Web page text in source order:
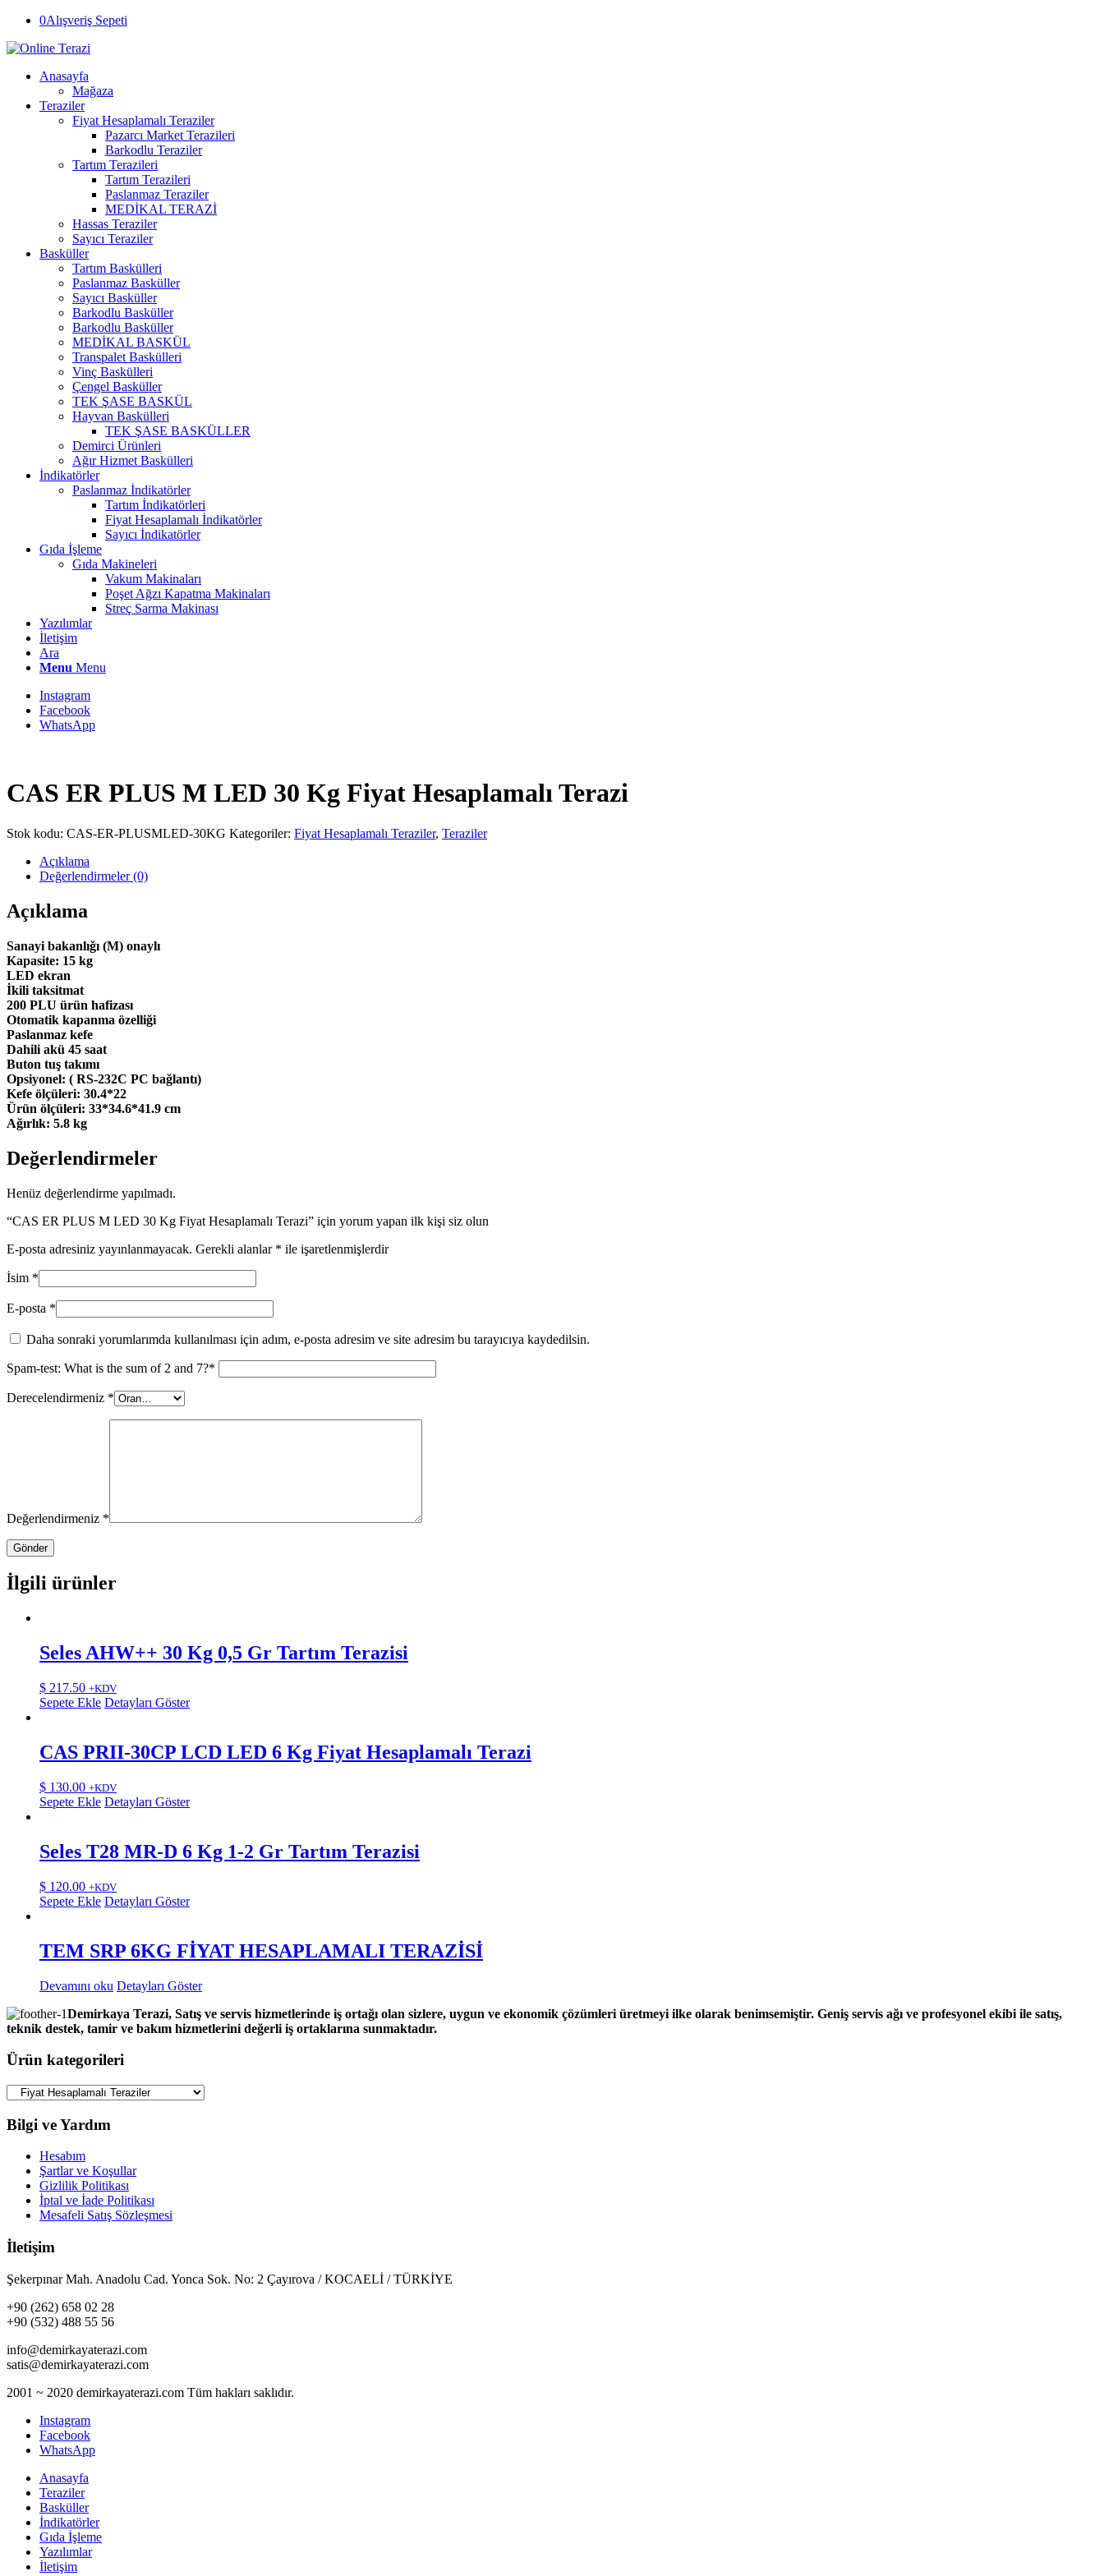
0Alışveriş Sepeti
Anasayfa
Mağaza
Teraziler
Fiyat Hesaplamalı Teraziler
Pazarcı Market Terazileri
Barkodlu Teraziler
Tartım Terazileri
Tartım Terazileri
Paslanmaz Teraziler
MEDİKAL TERAZİ
Hassas Teraziler
Sayıcı Teraziler
Basküller
Tartım Baskülleri
Paslanmaz Basküller
Sayıcı Basküller
Barkodlu Basküller
Barkodlu Basküller
MEDİKAL BASKÜL
Transpalet Baskülleri
Vinç Baskülleri
Çengel Basküller
TEK ŞASE BASKÜL
Hayvan Baskülleri
TEK ŞASE BASKÜLLER
Demirci Ürünleri
Ağır Hizmet Baskülleri
İndikatörler
Paslanmaz İndikatörler
Tartım İndikatörleri
Fiyat Hesaplamalı İndikatörler
Sayıcı İndikatörler
Gıda İşleme
Gıda Makineleri
Vakum Makinaları
Poşet Ağzı Kapatma Makinaları
Streç Sarma Makinası
Yazılımlar
İletişim
Ara
Menu Menu
Instagram
Facebook
WhatsApp
CAS ER PLUS M LED 30 Kg Fiyat Hesaplamalı Terazi
Stok kodu: CAS-ER-PLUSMLED-30KG Kategoriler: Fiyat Hesaplamalı Teraziler, Teraziler
Açıklama
Değerlendirmeler (0)
Açıklama
Sanayi bakanlığı (M) onaylı
Kapasite: 15 kg
LED ekran
İkili taksitmat
200 PLU ürün hafizası
Otomatik kapanma özelliği
Paslanmaz kefe
Dahili akü 45 saat
Buton tuş takımı
Opsiyonel: ( RS-232C PC bağlantı)
Kefe ölçüleri: 30.4*22
Ürün ölçüleri: 33*34.6*41.9 cm
Ağırlık: 5.8 kg
Değerlendirmeler
Henüz değerlendirme yapılmadı.
“CAS ER PLUS M LED 30 Kg Fiyat Hesaplamalı Terazi” için yorum yapan ilk kişi siz olun
E-posta adresiniz yayınlanmayacak. Gerekli alanlar * ile işaretlenmişlerdir
İsim *
E-posta *
Daha sonraki yorumlarımda kullanılması için adım, e-posta adresim ve site adresim bu tarayıcıya kaydedilsin.
Spam-test: What is the sum of 2 and 7?*
Derecelendirmeniz *
Değerlendirmeniz *
İlgili ürünler
Seles AHW++ 30 Kg 0,5 Gr Tartım Terazisi
$ 217.50 +KDV
Sepete Ekle Detayları Göster
CAS PRII-30CP LCD LED 6 Kg Fiyat Hesaplamalı Terazi
$ 130.00 +KDV
Sepete Ekle Detayları Göster
Seles T28 MR-D 6 Kg 1-2 Gr Tartım Terazisi
$ 120.00 +KDV
Sepete Ekle Detayları Göster
TEM SRP 6KG FİYAT HESAPLAMALI TERAZİSİ
Devamını oku Detayları Göster
Demirkaya Terazi, Satış ve servis hizmetlerinde iş ortağı olan sizlere, uygun ve ekonomik çözümleri üretmeyi ilke olarak benimsemiştir. Geniş servis ağı ve profesyonel ekibi ile satış,
teknik destek, tamir ve bakım hizmetlerini değerli iş ortaklarına sunmaktadır.
Ürün kategorileri
Bilgi ve Yardım
Hesabım
Şartlar ve Koşullar
Gizlilik Politikası
İptal ve İade Politikası
Mesafeli Satış Sözleşmesi
İletişim
Şekerpınar Mah. Anadolu Cad. Yonca Sok. No: 2 Çayırova / KOCAELİ / TÜRKİYE
+90 (262) 658 02 28
+90 (532) 488 55 56
info@demirkayaterazi.com
satis@demirkayaterazi.com
2001 ~ 2020 demirkayaterazi.com Tüm hakları saklıdır.
Instagram
Facebook
WhatsApp
Anasayfa
Teraziler
Basküller
İndikatörler
Gıda İşleme
Yazılımlar
İletişim